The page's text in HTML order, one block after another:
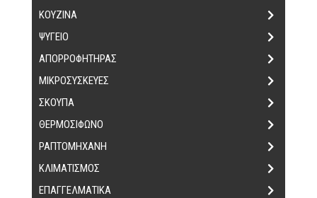
ΚΟΥΖΙΝΑ
ΨΥΓΕΙΟ
ΑΠΟΡΡΟΦΗΤΗΡΑΣ
ΜΙΚΡΟΣΥΣΚΕΥΕΣ
ΣΚΟΥΠΑ
ΘΕΡΜΟΣΙΦΩΝΟ
ΡΑΠΤΟΜΗΧΑΝΗ
ΚΛΙΜΑΤΙΣΜΟΣ
ΕΠΑΓΓΕΛΜΑΤΙΚΑ